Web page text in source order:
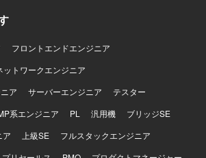
決、チームメンバーへの技術支援、設
像】 仕事へのエネ
く自ら課題を見つけて動き、不明点や
共有できる方を歓迎いたします。コミ
多くレスポンスが早い方、リモート環
適切に共有できる方、プロジェクトや
合い、異なる専門性を持つ関係者と建
る方、既存システムや過去の意思決定
フロントエンドエンジニア
ットワークエンジニア
ア
サーバーエンジニア
テスター
系エンジニア PL 汎用機
ブリッジSE
ア 上級SE
フルスタックエンジニア